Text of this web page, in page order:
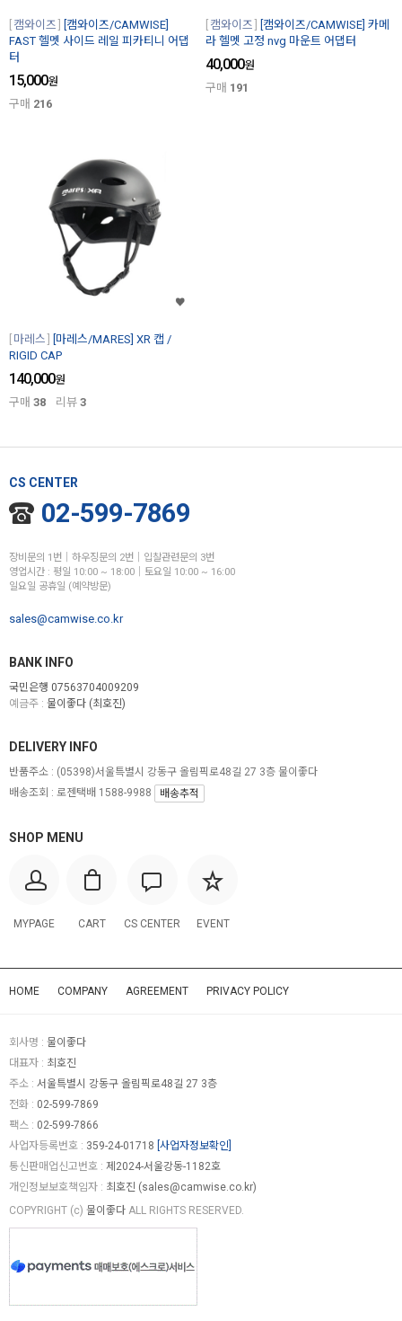
캠와이즈
[캠와이즈/CAMWISE]
FAST 헬멧 사이드 레일 피카티니 어댑
터
15,000원
구매 216
캠와이즈
[캠와이즈/CAMWISE] 카메
라 헬멧 고정 nvg 마운트 어댑터
40,000원
구매 191
마레스
[마레스/MARES] XR 캡 /
RIGID CAP
140,000원
구매 38 리뷰 3
CS CENTER
02-599-7869
장비문의 1번│하우징문의 2번│입찰관련문의 3번
영업시간 : 평일 10:00 ~ 18:00│토요일 10:00 ~ 16:00
일요일 공휴일 (예약방문)
sales@camwise.co.kr
BANK INFO
국민은행 07563704009209
예금주 : 물이좋다 (최호진)
SHOP MENU
MYPAGE CART CS CENTER EVENT
DELIVERY INFO
반품주소 : (05398)서울특별시 강동구 올림픽로48길 27 3층 물이좋다
배송조회 : 로젠택배 1588-9988
배송추적
HOME COMPANY AGREEMENT PRIVACY POLICY
회사명 : 물이좋다
대표자 : 최호진
주소 : 서울특별시 강동구 올림픽로48길 27 3층
전화 : 02-599-7869
팩스 : 02-599-7866
사업자등록번호 : 359-24-01718 [사업자정보확인]
통신판매업신고번호 : 제2024-서울강동-1182호
개인정보보호책임자 : 최호진 (sales@camwise.co.kr)
COPYRIGHT (c) 물이좋다 ALL RIGHTS RESERVED.